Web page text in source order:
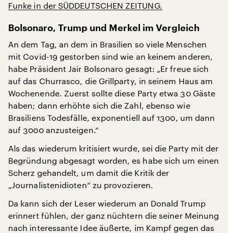
Funke in der SÜDDEUTSCHEN ZEITUNG.
Bolsonaro, Trump und Merkel im Vergleich
An dem Tag, an dem in Brasilien so viele Menschen
mit Covid-19 gestorben sind wie an keinem anderen,
habe Präsident Jair Bolsonaro gesagt: „Er freue sich
auf das Churrasco, die Grillparty, in seinem Haus am
Wochenende. Zuerst sollte diese Party etwa 30 Gäste
haben; dann erhöhte sich die Zahl, ebenso wie
Brasiliens Todesfälle, exponentiell auf 1300, um dann
auf 3000 anzusteigen.“
Als das wiederum kritisiert wurde, sei die Party mit der
Begründung abgesagt worden, es habe sich um einen
Scherz gehandelt, um damit die Kritik der
„Journalistenidioten“ zu provozieren.
Da kann sich der Leser wiederum an Donald Trump
erinnert fühlen, der ganz nüchtern die seiner Meinung
nach interessante Idee äußerte, im Kampf gegen das